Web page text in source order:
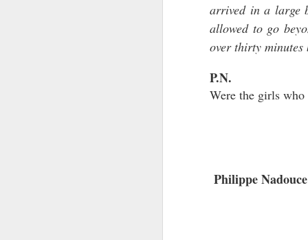
arrived in a large
allowed to go
over thirty minutes
P.N.
Were the girls
Philippe Nadouce